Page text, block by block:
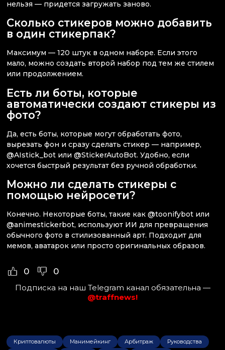
нельзя — придется загружать заново.
Сколько стикеров можно добавить
в один стикерпак?
Максимум — 120 штук в одном наборе. Если этого
мало, можно создать второй набор под тем же стилем
или продолжением.
Есть ли боты, которые
автоматически создают стикеры из
фото?
Да, есть боты, которые могут обработать фото,
вырезать фон и сразу сделать стикер — например,
@AIstick_bot или @StickerAutoBot. Удобно, если
хочется быстрый результат без ручной обработки.
Можно ли сделать стикеры с
помощью нейросети?
Конечно. Некоторые боты, такие как @toonifybot или
@animestickerbot, используют ИИ для превращения
обычного фото в стилизованный арт. Подходит для
мемов, аватарок или просто оригинальных образов.
0 0
Подписка на наш Telegram канал обязательна —
@traffnews!
Криптовалюты Манимейкинг Арбитраж
Руководства